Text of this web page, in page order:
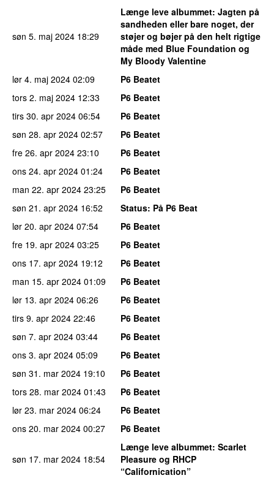
søn 5. maj 2024 18:29
Længe leve albummet: Jagten på
sandheden eller bare noget, der
støjer og bøjer på den helt rigtige
måde med Blue Foundation og
My Bloody Valentine
lør 4. maj 2024 02:09
P6 Beatet
tors 2. maj 2024 12:33
P6 Beatet
tirs 30. apr 2024 06:54
P6 Beatet
søn 28. apr 2024 02:57
P6 Beatet
fre 26. apr 2024 23:10
P6 Beatet
ons 24. apr 2024 01:24
P6 Beatet
man 22. apr 2024 23:25
P6 Beatet
søn 21. apr 2024 16:52 Status: På P6 Beat
lør 20. apr 2024 07:54
P6 Beatet
fre 19. apr 2024 03:25
P6 Beatet
ons 17. apr 2024 19:12
P6 Beatet
man 15. apr 2024 01:09
P6 Beatet
lør 13. apr 2024 06:26
P6 Beatet
tirs 9. apr 2024 22:46
P6 Beatet
søn 7. apr 2024 03:44
P6 Beatet
ons 3. apr 2024 05:09
P6 Beatet
søn 31. mar 2024 19:10
P6 Beatet
tors 28. mar 2024 01:43
P6 Beatet
lør 23. mar 2024 06:24
P6 Beatet
ons 20. mar 2024 00:27 P6 Beatet
søn 17. mar 2024 18:54
Længe leve albummet: Scarlet
Pleasure og RHCP
“Californication”